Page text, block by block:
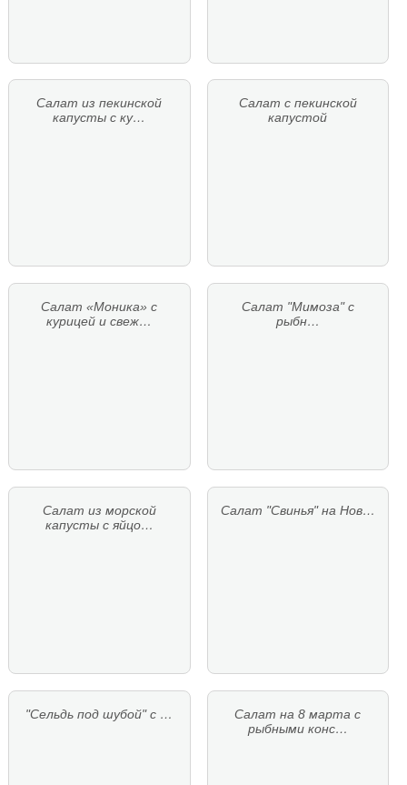
Салат из пекинской
капусты с ку…
Салат с пекинской
капустой
Салат «Моника» с
курицей и свеж…
Салат "Мимоза" с
рыбн…
Салат из морской
капусты с яйцо…
Салат "Свинья" на Нов…
"Сельдь под шубой" с …
Салат на 8 марта с
рыбными конс…